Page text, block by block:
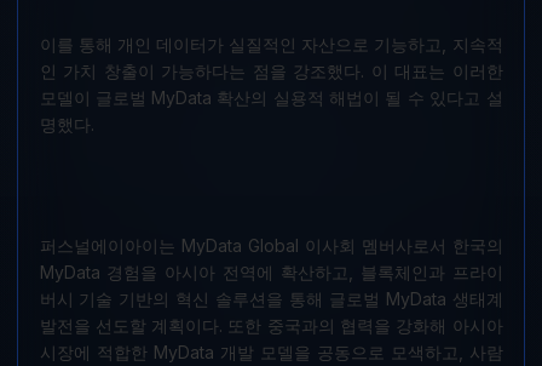
이를 통해 개인 데이터가 실질적인 자산으로 기능하고, 지속적
인 가치 창출이 가능하다는 점을 강조했다. 이 대표는 이러한
모델이 글로벌 MyData 확산의 실용적 해법이 될 수 있다고 설
명했다.
퍼스널에이아이는 MyData Global 이사회 멤버사로서 한국의
MyData 경험을 아시아 전역에 확산하고, 블록체인과 프라이
버시 기술 기반의 혁신 솔루션을 통해 글로벌 MyData 생태계
발전을 선도할 계획이다. 또한 중국과의 협력을 강화해 아시아
시장에 적합한 MyData 개발 모델을 공동으로 모색하고, 사람